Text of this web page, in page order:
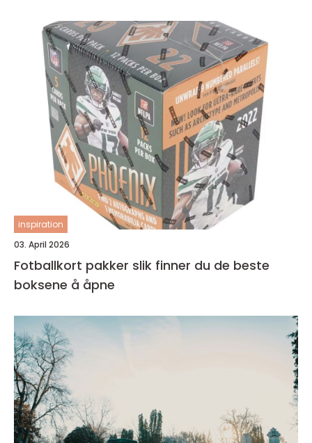
inspiration
03. April 2026
Fotballkort pakker slik finner du de beste
boksene å åpne